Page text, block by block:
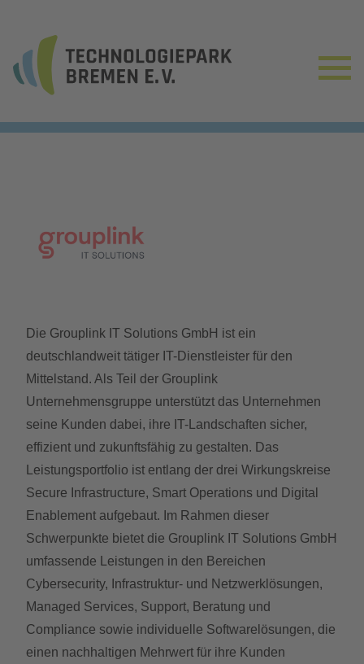
Die Grouplink IT Solutions GmbH ist ein
deutschlandweit tätiger IT-Dienstleister für den
Mittelstand. Als Teil der Grouplink
Unternehmensgruppe unterstützt das Unternehmen
seine Kunden dabei, ihre IT-Landschaften sicher,
effizient und zukunftsfähig zu gestalten. Das
Leistungsportfolio ist entlang der drei Wirkungskreise
Secure Infrastructure, Smart Operations und Digital
Enablement aufgebaut. Im Rahmen dieser
Schwerpunkte bietet die Grouplink IT Solutions GmbH
umfassende Leistungen in den Bereichen
Cybersecurity, Infrastruktur- und Netzwerklösungen,
Managed Services, Support, Beratung und
Compliance sowie individuelle Softwarelösungen, die
einen nachhaltigen Mehrwert für ihre Kunden